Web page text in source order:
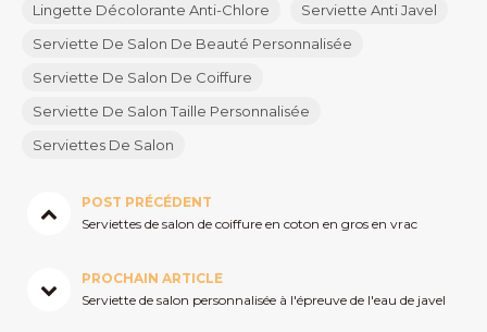
Lingette Décolorante Anti-Chlore
Serviette Anti Javel
Serviette De Salon De Beauté Personnalisée
Serviette De Salon De Coiffure
Serviette De Salon Taille Personnalisée
Serviettes De Salon
POST PRÉCÉDENT
Serviettes de salon de coiffure en coton en gros en vrac
PROCHAIN ARTICLE
Serviette de salon personnalisée à l'épreuve de l'eau de javel